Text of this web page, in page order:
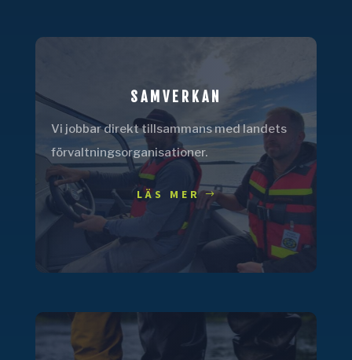
SAMVERKAN
Vi jobbar direkt tillsammans med landets
förvaltningsorganisationer.
LÄS MER